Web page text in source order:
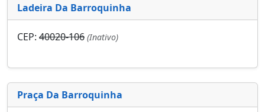
Ladeira Da Barroquinha
CEP: 40020-106 (Inativo)
Praça Da Barroquinha